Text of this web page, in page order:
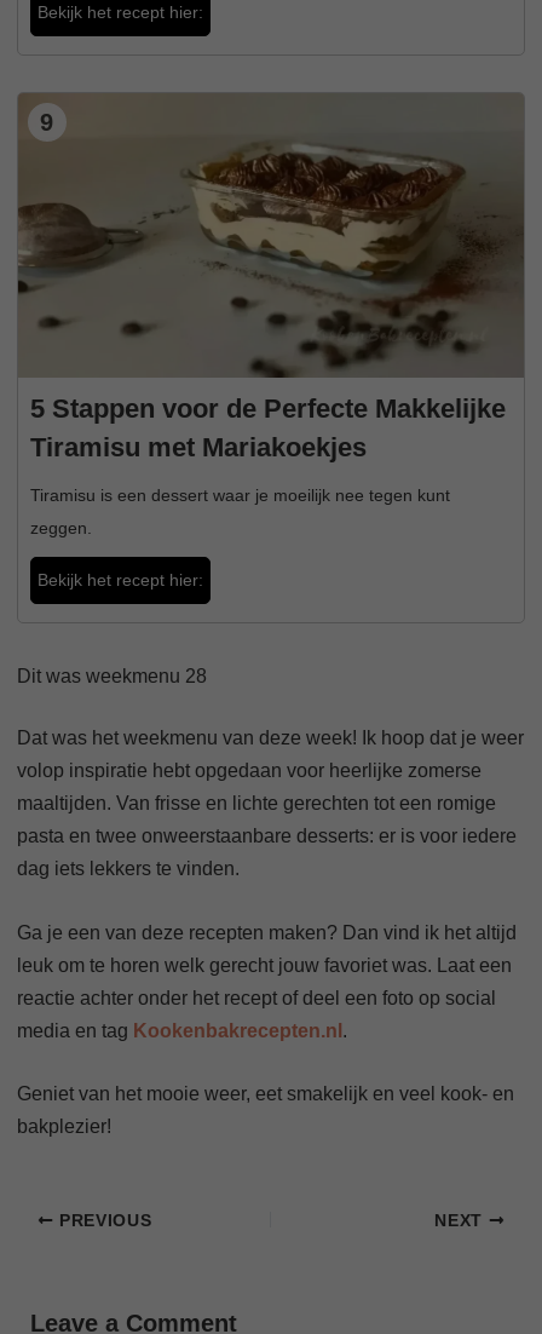
Bekijk het recept hier:
9
5 Stappen voor de Perfecte Makkelijke
Tiramisu met Mariakoekjes
Tiramisu is een dessert waar je moeilijk nee tegen kunt
zeggen.
Bekijk het recept hier:
Dit was weekmenu 28
Dat was het weekmenu van deze week! Ik hoop dat je weer
volop inspiratie hebt opgedaan voor heerlijke zomerse
maaltijden. Van frisse en lichte gerechten tot een romige
pasta en twee onweerstaanbare desserts: er is voor iedere
dag iets lekkers te vinden.
Ga je een van deze recepten maken? Dan vind ik het altijd
leuk om te horen welk gerecht jouw favoriet was. Laat een
reactie achter onder het recept of deel een foto op social
media en tag Kookenbakrecepten.nl .
Geniet van het mooie weer, eet smakelijk en veel kook- en
bakplezier!
PREVIOUS NEXT
Leave a Comment